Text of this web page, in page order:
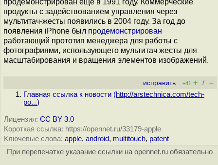
продемонстрирован ещё в 1991 году. Коммерческие
продукты с задействованием управления через
мультитач-жесты появились в 2004 году. За год до
появления iPhone был продемонстрирован
работающий прототип менеджера для работы с
фотографиями, использующего мультитач жесты для
масштабирования и вращения элементов изображений.
исправить +41 + / –
Главная ссылка к новости (http://arstechnica.com/tech-
po...)
Лицензия: CC BY 3.0
Короткая ссылка: https://opennet.ru/33179-apple
Ключевые слова: apple, android, multitouch, patent
При перепечатке указание ссылки на opennet.ru обязательно